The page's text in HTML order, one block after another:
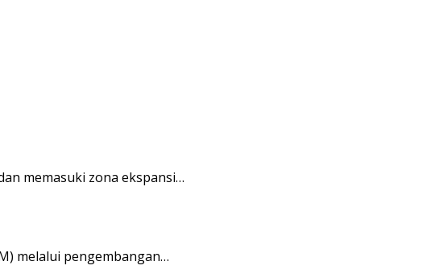
memasuki zona ekspansi…
melalui pengembangan…